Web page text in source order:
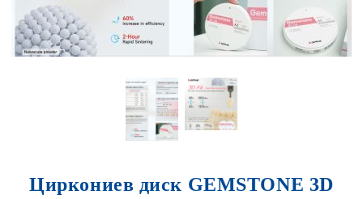
Циркониев диск GEMSTONE 3D